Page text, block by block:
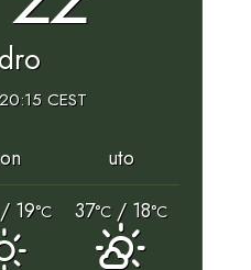
20:15 CEST
uto
19°C 37°C / 18°C